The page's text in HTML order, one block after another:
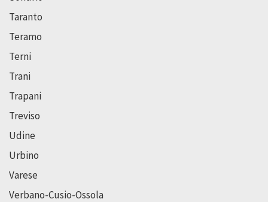
Taranto
Teramo
Terni
Trani
Trapani
Treviso
Udine
Urbino
Varese
Verbano-Cusio-Ossola